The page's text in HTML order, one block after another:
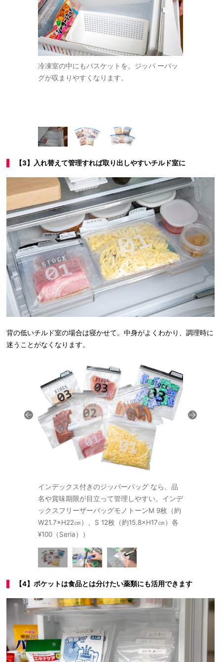
冷凍室の中にもバスケットを。ジッパ ーバッ
グが収まりやすくなります。
【3】入れ替えて管理すれば取り出しやすいチルド室に
背の低いチルド室の場合は寝かせて。中身がよくわかり、調理時に
迷うことがなくなります。
インデックス付きのジッパーバッグ なら、品
名や賞味期限が目立って管理しやすい。インデ
ックスフリーザーバッグモノトーンM 9枚（約
W21.7×H22㎝）、S 12枚（約15.8×H17㎝）各
¥100（Seria））
【4】ポケットは食品とは分けたい薬類にも活用できます